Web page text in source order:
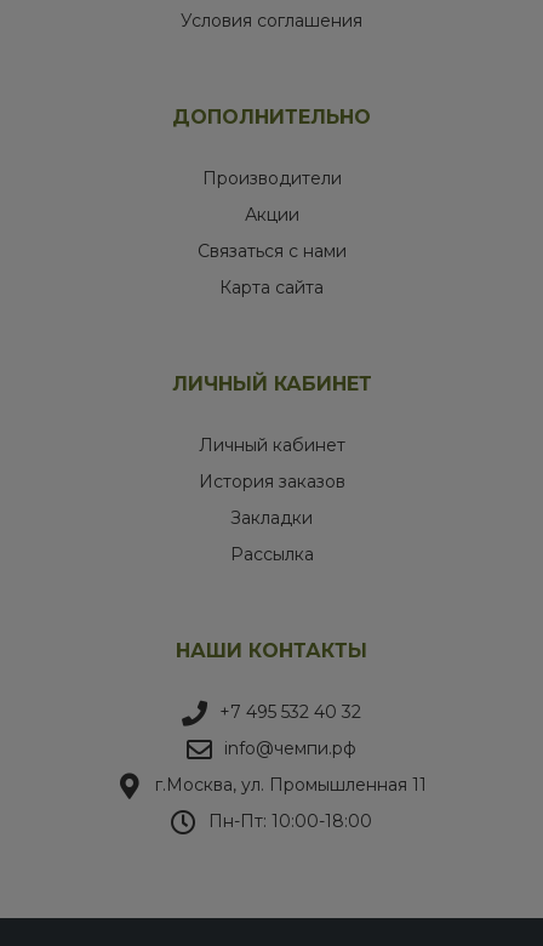
Условия соглашения
ДОПОЛНИТЕЛЬНО
Производители
Акции
Связаться с нами
Карта сайта
ЛИЧНЫЙ КАБИНЕТ
Личный кабинет
История заказов
Закладки
Рассылка
НАШИ КОНТАКТЫ
+7 495 532 40 32
info@чемпи.рф
г.Москва, ул. Промышленная 11
Пн-Пт: 10:00-18:00